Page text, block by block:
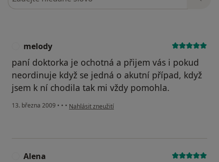
melody
paní doktorka je ochotná a přijem vás i pokud
neordinuje když se jedná o akutní případ, když
jsem k ní chodila tak mi vždy pomohla.
13. března 2009 • • • podle názoru uživatele melody
Nahlásit zneužití
Alena